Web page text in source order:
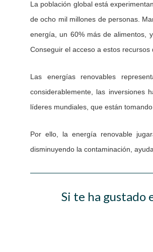
La población global está
de ocho mil millones de personas.
energía, un 60% más de alimentos,
Conseguir el acceso a estos
Las energías renovables
considerablemente, las inversiones
líderes mundiales, que están
Por ello, la energía renovable
disminuyendo la contaminación,
Si te ha gustado